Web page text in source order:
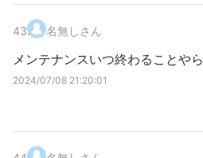
43. 名無しさん
メンテナンスいつ終わることやら
2024/07/08 21:20:01